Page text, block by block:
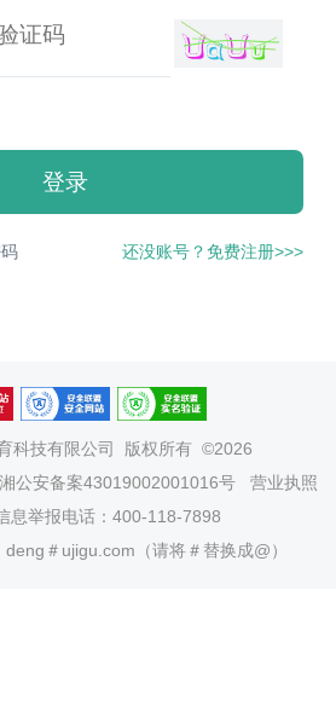
登录
还没账号？免费注册>>>
科技有限公司
版权所有 ©2026
湘公安备案43019002001016号
营业执照
息举报电话：400-118-7898
＃ujigu.com（请将＃替换成@）